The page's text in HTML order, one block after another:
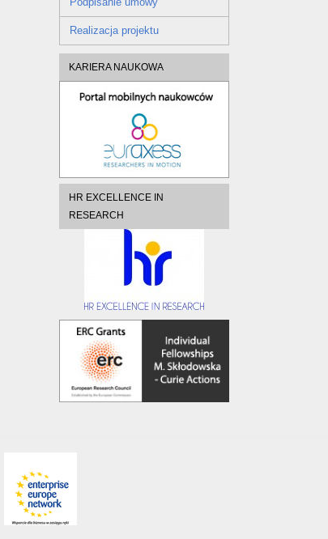
Realizacja projektu
KARIERA NAUKOWA
HR EXCELLENCE IN
RESEARCH